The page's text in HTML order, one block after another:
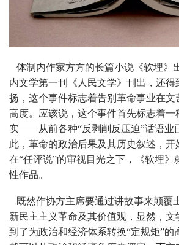
体制内作家方方的长篇小说《软埋》
内文学第一刊《人民文学》刊出，还
扬，这个事件标志着告别革命事业在文
高度。应该说，这个事件首先标志着一
实——从前各种“反剥削反压迫”话语业
此，革命的政治后果及其历史叙述，开
在“任评说”的审视目光之下，《软埋》
性作品。
既然作协方主席要通过讲故事来颠覆
新民主主义革命及其价值观，显然，文
到了为政治和经济体系转换“定规矩”的